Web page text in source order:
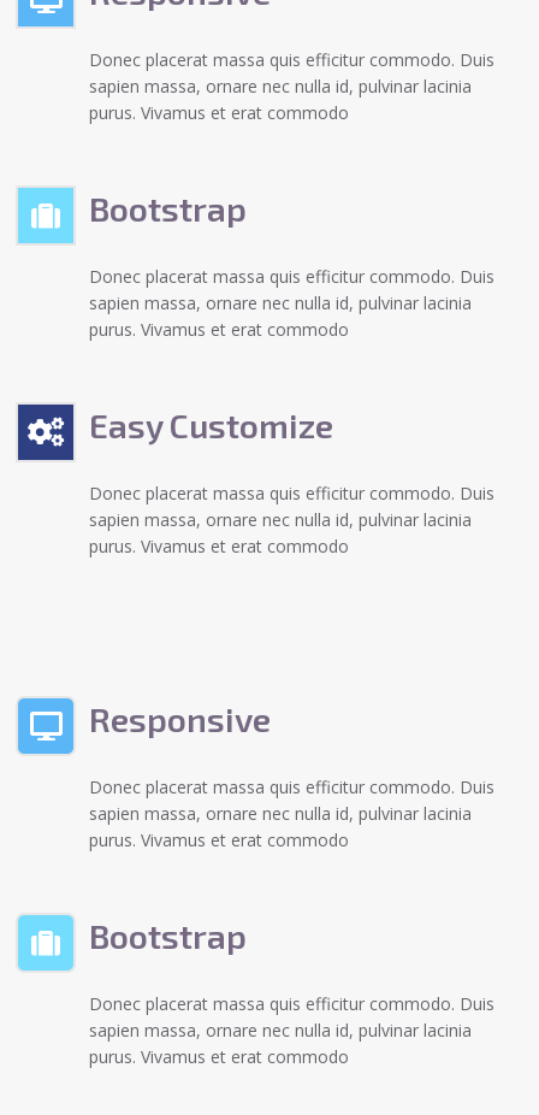
Donec placerat massa quis efficitur commodo. Duis
sapien massa, ornare nec nulla id, pulvinar lacinia
purus. Vivamus et erat commodo
Bootstrap
Donec placerat massa quis efficitur commodo. Duis
sapien massa, ornare nec nulla id, pulvinar lacinia
purus. Vivamus et erat commodo
Easy Customize
Donec placerat massa quis efficitur commodo. Duis
sapien massa, ornare nec nulla id, pulvinar lacinia
purus. Vivamus et erat commodo
Responsive
Donec placerat massa quis efficitur commodo. Duis
sapien massa, ornare nec nulla id, pulvinar lacinia
purus. Vivamus et erat commodo
Bootstrap
Donec placerat massa quis efficitur commodo. Duis
sapien massa, ornare nec nulla id, pulvinar lacinia
purus. Vivamus et erat commodo